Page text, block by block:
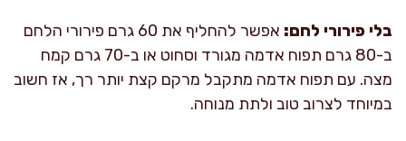
בלי פירורי לחם:
אפשר להחליף את 60 גרם פירורי הלחם
ב-80 גרם תפוח אדמה מגורד וסחוט או ב-70 גרם קמח
מצה. עם תפוח אדמה מתקבל מרקם קצת יותר רך, אז חשוב
במיוחד לצרוב טוב ולתת מנוחה.